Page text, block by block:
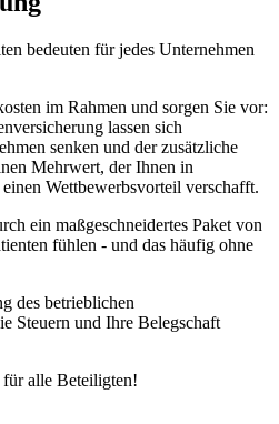
bedeuten für jedes Unternehmen
im Rahmen und sorgen Sie vor:
lassen sich
senken und der zusätzliche
Mehrwert, der Ihnen in
Wettbewerbsvorteil verschafft.
ein maßgeschneidertes Paket von
fühlen - und das häufig ohne
des betrieblichen
Steuern und Ihre Belegschaft
alle Beteiligten!